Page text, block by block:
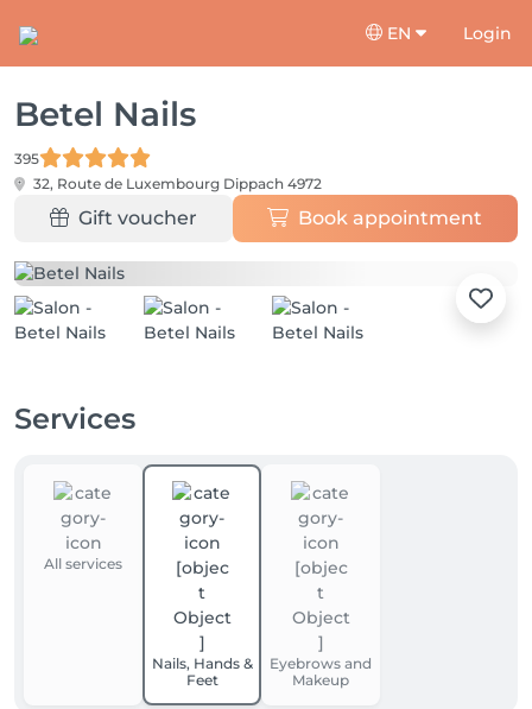
EN Login
Betel Nails
395
32, Route de Luxembourg Dippach 4972
Gift voucher Book appointment
Services
All services
Nails, Hands &
Feet
Eyebrows and
Makeup